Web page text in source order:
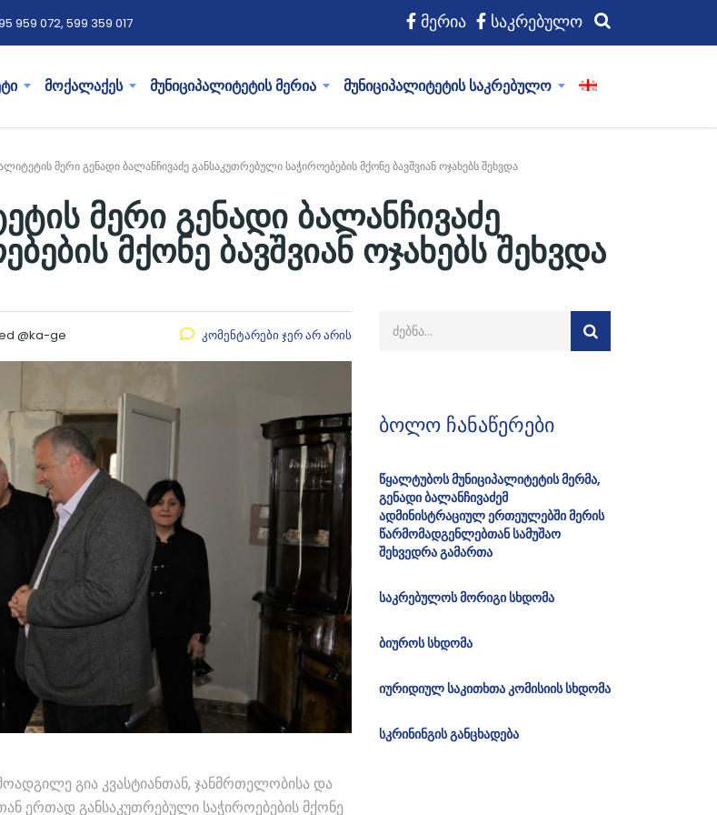
959 072, 599 359 017 მერია საკრებულო
მოქალაქეს მუნიციპალიტეტის მერია მუნიციპალიტეტის საკრებულო
მერი გენადი ბალანჩივაძე განსაკუთრებული საჭიროებების მქონე ბავშვიან ოჯახებს შეხვდა
მერი გენადი ბალანჩივაძე
მქონე ბავშვიან ოჯახებს შეხვდა
@ka-ge კომენტარები ჯერ არ არის
გია კვასტიანთან, ჯანმრთელობისა და
ერთად განსაკუთრებული საჭიროებების მქონე
ბოლო ჩანაწერები
წყალტუბოს მუნიციპალიტეტის მერმა,
გენადი ბალანჩივაძემ
ადმინისტრაციულ ერთეულებში მერის
წარმომადგენლებთან სამუშაო
შეხვედრა გამართა
საკრებულოს მორიგი სხდომა
ბიუროს სხდომა
იურიდიულ საკითხთა კომისიის სხდომა
სკრინინგის განცხადება